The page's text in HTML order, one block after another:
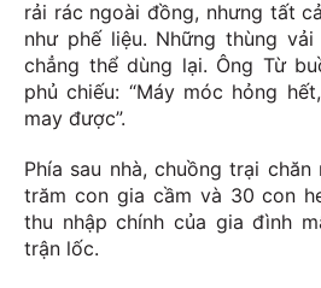
rải rác ngoài đồng, nhưng tất
như phế liệu. Những thùng
chẳng thể dùng lại. Ông Từ
phủ chiếu: “Máy móc hỏng
may được”.
Phía sau nhà, chuồng trại
trăm con gia cầm và 30 con
thu nhập chính của gia đình
trận lốc.